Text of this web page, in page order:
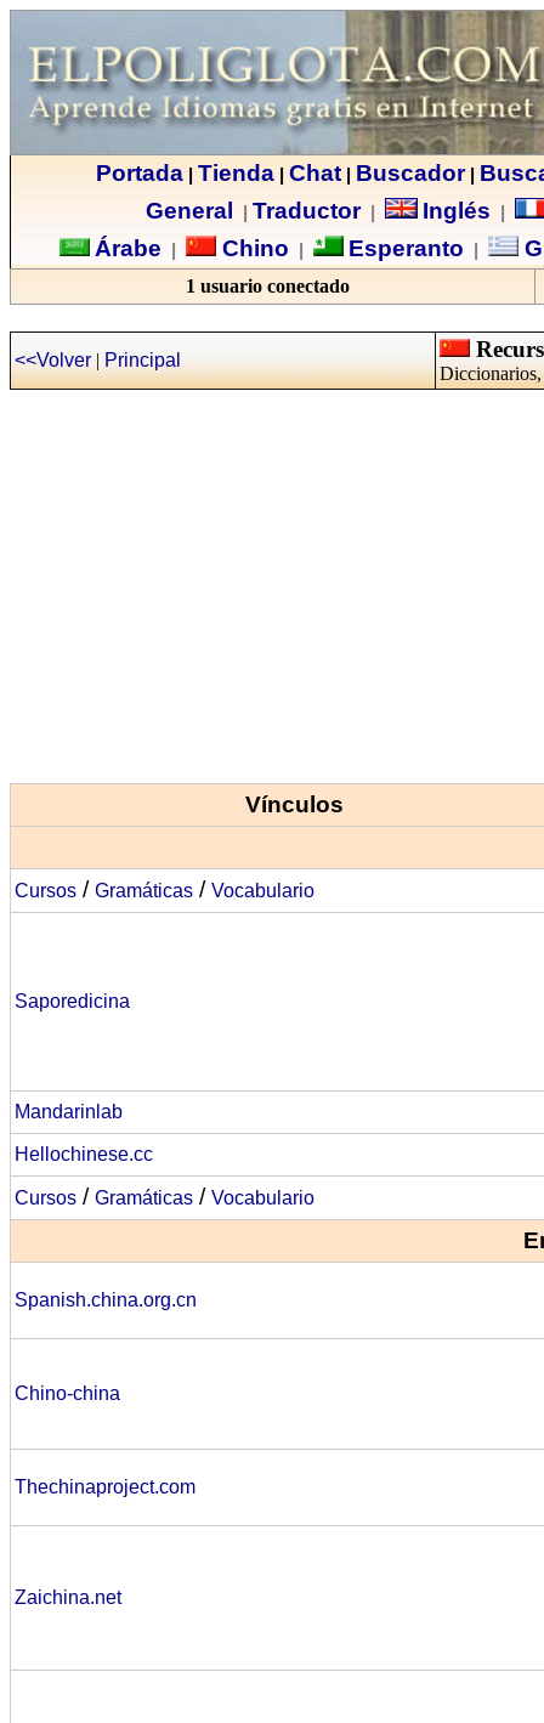
Portada| Tienda| Chat| Buscador|
General
Traductor| Inglés
Árabe Chino Esperanto
1 usuario conectado
<<Volver|Principal
Diccionarios,
Vínculos
Cursos / Gramáticas / Vocabulario
Saporedicina
Mandarinlab
Hellochinese.cc
Cursos / Gramáticas / Vocabulario
Spanish.china.org.cn
Chino-china
Thechinaproject.com
Zaichina.net